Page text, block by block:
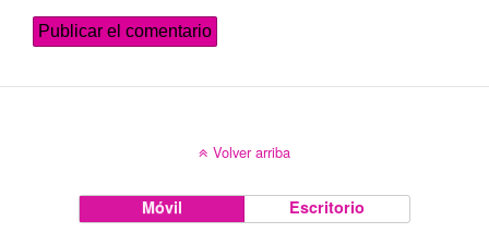
Volver arriba
Móvil Escritorio